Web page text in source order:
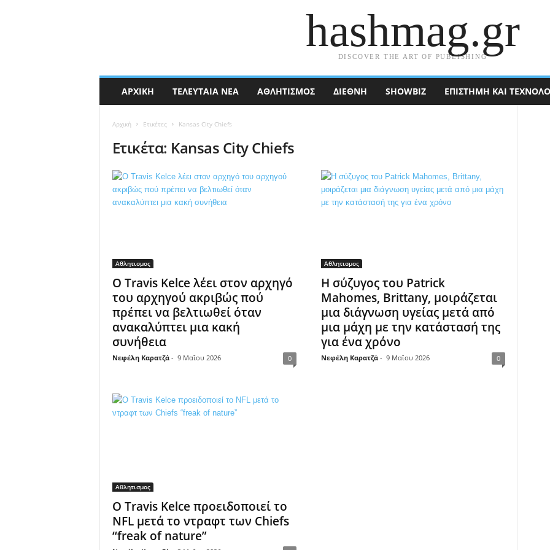
hashmag.gr
DISCOVER THE ART OF PUBLISHING
ΑΡΧΙΚΉ ΤΕΛΕΥΤΑΊΑ ΝΈΑ ΑΘΛΗΤΙΣΜΟΣ ΔΙΕΘΝΉ SHOWBIZ ΕΠΙΣΤΉΜΗ ΚΑΙ
Αρχική Ετικέτες Kansas City Chiefs
Ετικέτα: Kansas City Chiefs
Αθλητισμος
Ο Travis Kelce λέει στον αρχηγό
του αρχηγού ακριβώς πού
πρέπει να βελτιωθεί όταν
ανακαλύπτει μια κακή
συνήθεια
Νεφέλη Καρατζά - 9 Μαΐου 2026 0
Αθλητισμος
Η σύζυγος του Patrick
Mahomes, Brittany, μοιράζεται
μια διάγνωση υγείας μετά από
μια μάχη με την κατάστασή της
για ένα χρόνο
Νεφέλη Καρατζά - 9 Μαΐου 2026 0
Αθλητισμος
Ο Travis Kelce προειδοποιεί το
NFL μετά το ντραφτ των Chiefs
“freak of nature”